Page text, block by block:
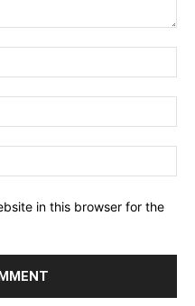
in this browser for the